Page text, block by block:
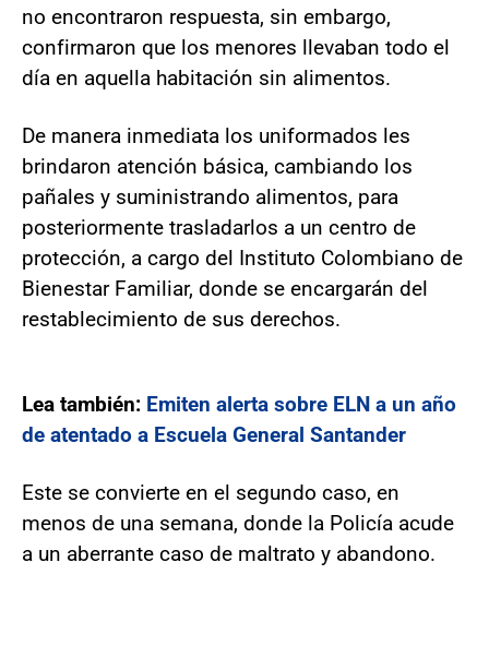
no encontraron respuesta, sin embargo,
confirmaron que los menores llevaban todo el
día en aquella habitación sin alimentos.
De manera inmediata los uniformados les
brindaron atención básica, cambiando los
pañales y suministrando alimentos, para
posteriormente trasladarlos a un centro de
protección, a cargo del Instituto Colombiano de
Bienestar Familiar, donde se encargarán del
restablecimiento de sus derechos.
Lea también: Emiten alerta sobre ELN a un año
de atentado a Escuela General Santander
Este se convierte en el segundo caso, en
menos de una semana, donde la Policía acude
a un aberrante caso de maltrato y abandono.